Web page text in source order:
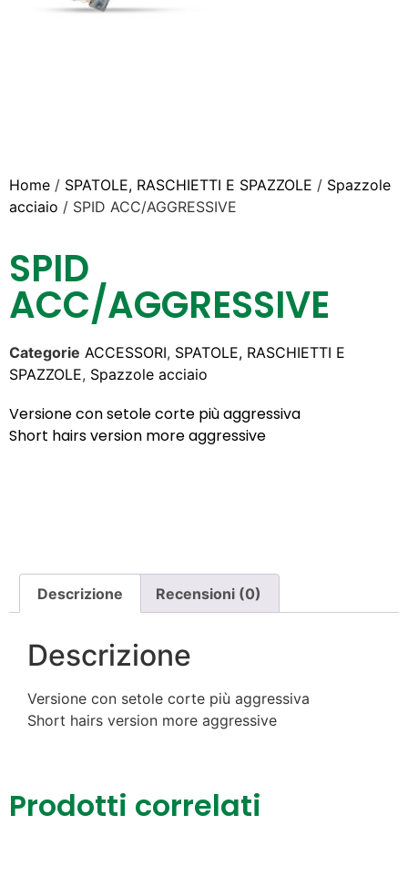
Home / SPATOLE, RASCHIETTI E SPAZZOLE / Spazzole
acciaio / SPID ACC/AGGRESSIVE
SPID
ACC/AGGRESSIVE
Categorie ACCESSORI, SPATOLE, RASCHIETTI E
SPAZZOLE, Spazzole acciaio
Versione con setole corte più aggressiva
Short hairs version more aggressive
Descrizione Recensioni (0)
Descrizione
Versione con setole corte più aggressiva
Short hairs version more aggressive
Prodotti correlati